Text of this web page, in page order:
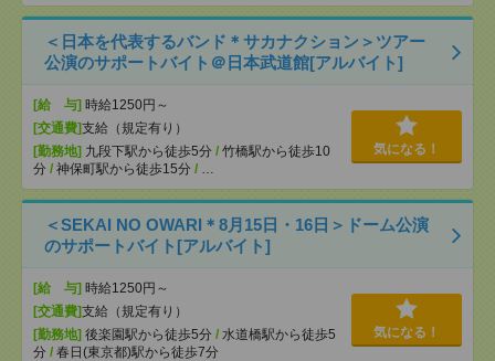
＜日本を代表するバンド＊サカナクション＞ツアー
公演のサポートバイト＠日本武道館[アルバイト]
[給 与] 時給1250円～
[交通費]支給（規定有り）
[勤務地] 九段下駅から徒歩5分 / 竹橋駅から徒歩10
分 / 神保町駅から徒歩15分 / …
気になる！
＜SEKAI NO OWARI＊8月15日・16日＞ドーム公演
のサポートバイト[アルバイト]
[給 与] 時給1250円～
[交通費]支給（規定有り）
[勤務地] 後楽園駅から徒歩5分 / 水道橋駅から徒歩5
分 / 春日(東京都)駅から徒歩7分
気になる！